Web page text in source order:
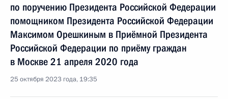
по поручению Президента Российской Федерации
помощником Президента Российской Федерации
Максимом Орешкиным в Приёмной Президента
Российской Федерации по приёму граждан
в Москве 21 апреля 2020 года
25 октября 2023 года, 19:35